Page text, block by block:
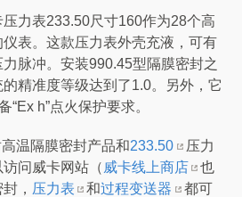
力表233.50尺寸160作为28个高
表。这款压力表外壳充液，可有
脉冲。安装990.45型隔膜密封之
精准度等级达到了1.0。另外，它
h”点火保护要求。
温隔膜密封产品和233.50
压力
问威卡网站（ 威卡线上商店
也
， 压力表 和过程变送器
都可